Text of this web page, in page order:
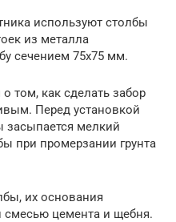
используют столбы
из металла
сечением 75х75 мм.
том, как сделать забор
Перед установкой
мелкий
при промерзании грунта
их основания
смесью цемента и щебня.